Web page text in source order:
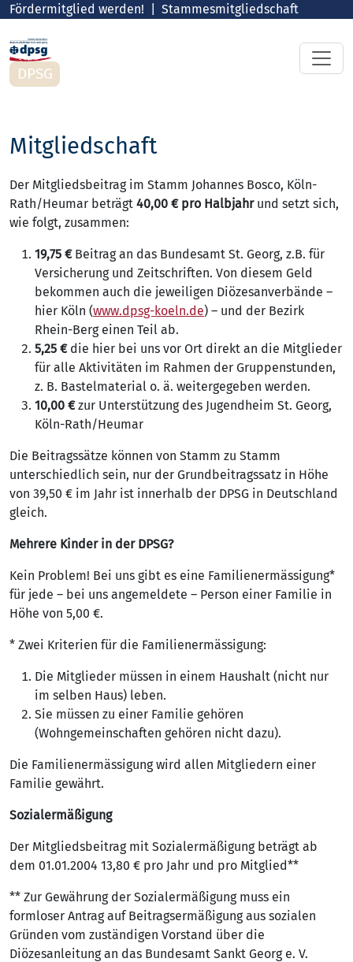
Fördermitglied werden! Stammesmitgliedschaft
DPSG
Mitgliedschaft
Der Mitgliedsbeitrag im Stamm Johannes Bosco, Köln-
Rath/Heumar beträgt 40,00 € pro Halbjahr und setzt sich,
wie folgt, zusammen:
19,75 €Beitrag an das Bundesamt St. Georg, z.B. für
Versicherung und Zeitschriften. Von diesem Geld
bekommen auch die jeweiligen Diözesanverbände –
hier Köln (www.dpsg-koeln.de) – und der Bezirk
Rhein-Berg einen Teil ab.
5,25 €die hier bei uns vor Ort direkt an die Mitglieder
für alle Aktivitäten im Rahmen der Gruppenstunden,
z. B. Bastelmaterial o. ä. weitergegeben werden.
10,00 €zur Unterstützung des Jugendheim St. Georg,
Köln-Rath/Heumar
Die Beitragssätze können von Stamm zu Stamm
unterschiedlich sein, nur der Grundbeitragssatz in Höhe
von 39,50 € im Jahr ist innerhalb der DPSG in Deutschland
gleich.
Mehrere Kinder in der DPSG?
Kein Problem! Bei uns gibt es eine Familienermässigung*
für jede – bei uns angemeldete – Person einer Familie in
Höhe von 5,00 €.
* Zwei Kriterien für die Familienermässigung:
Die Mitglieder müssen in einem Haushalt (nicht nur
im selben Haus) leben.
Sie müssen zu einer Familie gehören
(Wohngemeinschaften gehören nicht dazu).
Die Familienermässigung wird allen Mitgliedern einer
Familie gewährt.
Sozialermäßigung
Der Mitgliedsbeitrag mit Sozialermäßigung beträgt ab
dem 01.01.2004 13,80 € pro Jahr und pro Mitglied**
** Zur Gewährung der Sozialermäßigung muss ein
formloser Antrag auf Beitragsermäßigung aus sozialen
Gründen vom zuständigen Vorstand über die
Diözesanleitung an das Bundesamt Sankt Georg e. V.